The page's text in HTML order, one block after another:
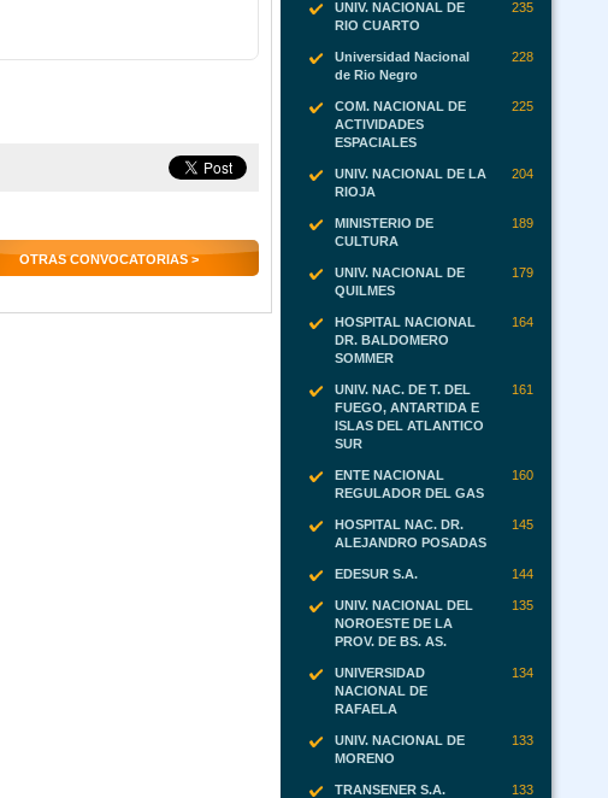
OTRAS CONVOCATORIAS >
UNIV. NACIONAL DE
RIO CUARTO
235
Universidad Nacional
de Rio Negro
228
COM. NACIONAL DE
ACTIVIDADES
ESPACIALES
225
UNIV. NACIONAL DE LA
RIOJA
204
MINISTERIO DE
CULTURA
189
UNIV. NACIONAL DE
QUILMES
179
HOSPITAL NACIONAL
DR. BALDOMERO
SOMMER
164
UNIV. NAC. DE T. DEL
FUEGO, ANTARTIDA E
ISLAS DEL ATLANTICO
SUR
161
ENTE NACIONAL
REGULADOR DEL GAS
160
HOSPITAL NAC. DR.
ALEJANDRO POSADAS
145
EDESUR S.A. 144
UNIV. NACIONAL DEL
NOROESTE DE LA
PROV. DE BS. AS.
135
UNIVERSIDAD
NACIONAL DE
RAFAELA
134
UNIV. NACIONAL DE
MORENO
133
TRANSENER S.A. 133